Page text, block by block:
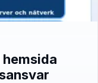
hemsida